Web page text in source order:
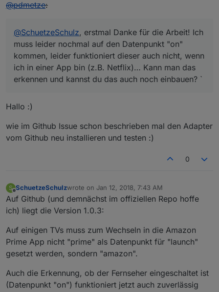
@pdmetze:
@SchuetzeSchulz, erstmal Danke für die Arbeit! Ich
muss leider nochmal auf den Datenpunkt "on"
kommen, leider funktioniert dieser auch nicht, wenn
ich in einer App bin (z.B. Netflix)… Kann man das
erkennen und kannst du das auch noch einbauen? `
Hallo :)
wie im Github Issue schon beschrieben mal den Adapter
vom Github neu installieren und testen :)
0
S
Offline
SchuetzeSchulzwrote on Jan 12, 2018, 7:43 AM
last edited by
Auf Github (und demnächst im offiziellen Repo hoffe
ich) liegt die Version 1.0.3:
Auf einigen TVs muss zum Wechseln in die Amazon
Prime App nicht "prime" als Datenpunkt für "launch"
gesetzt werden, sondern "amazon".
Auch die Erkennung, ob der Fernseher eingeschaltet ist
(Datenpunkt "on") funktioniert jetzt auch zuverlässig